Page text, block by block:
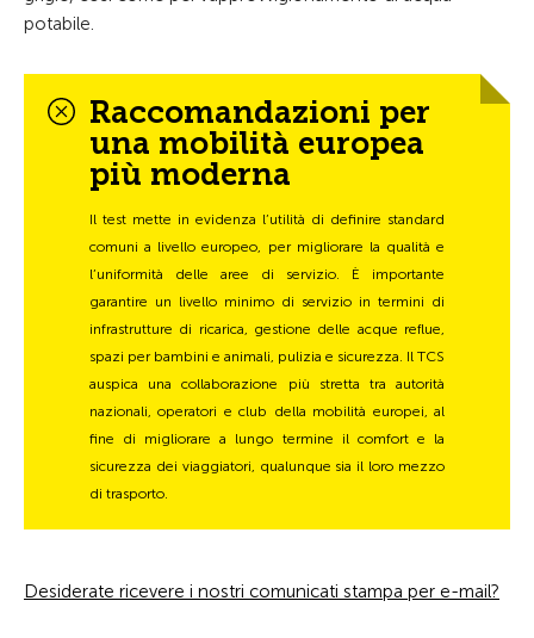
potabile.
Raccomandazioni per
una mobilità europea
più moderna
Il test mette in evidenza l’utilità di definire standard
comuni a livello europeo, per migliorare la qualità e
l’uniformità delle aree di servizio. È importante
garantire un livello minimo di servizio in termini di
infrastrutture di ricarica, gestione delle acque reflue,
spazi per bambini e animali, pulizia e sicurezza. Il TCS
auspica una collaborazione più stretta tra autorità
nazionali, operatori e club della mobilità europei, al
fine di migliorare a lungo termine il comfort e la
sicurezza dei viaggiatori, qualunque sia il loro mezzo
di trasporto.
Desiderate ricevere i nostri comunicati stampa per e-mail?